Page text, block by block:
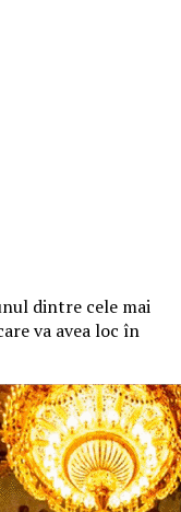
dintre cele mai
va avea loc în